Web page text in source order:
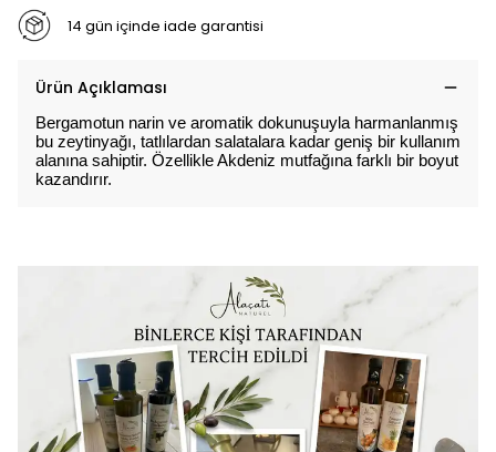
14 gün içinde iade garantisi
Ürün Açıklaması
Bergamotun narin ve aromatik dokunuşuyla harmanlanmış
bu zeytinyağı, tatlılardan salatalara kadar geniş bir kullanım
alanına sahiptir. Özellikle Akdeniz mutfağına farklı bir boyut
kazandırır.